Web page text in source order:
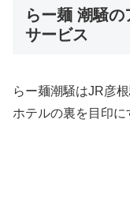
らー麺 潮騒の
サービス
らー麺潮騒はJR彦
ホテルの裏を目印に